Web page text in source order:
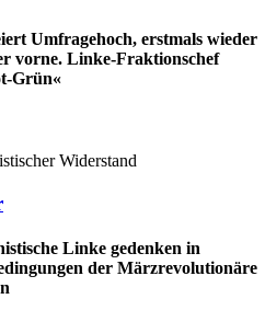
Umfragehoch, erstmals wieder
vorne. Linke-Fraktionschef
Grün«
Widerstand
Linke gedenken in
der Märzrevolutionäre